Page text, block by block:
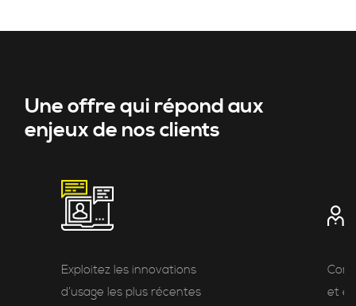
Une offre qui répond aux
enjeux de nos clients
Exploitez les innovations
d’usage les plus récentes
et